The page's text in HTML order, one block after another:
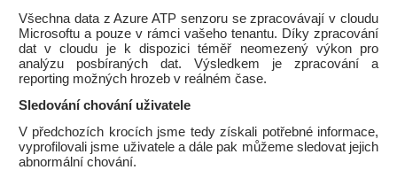
Všechna data z Azure ATP senzoru se zpracovávají v cloudu
Microsoftu a pouze v rámci vašeho tenantu. Díky zpracování
dat v cloudu je k dispozici téměř neomezený výkon pro
analýzu posbíraných dat. Výsledkem je zpracování a
reporting možných hrozeb v reálném čase.
Sledování chování uživatele
V předchozích krocích jsme tedy získali potřebné informace,
vyprofilovali jsme uživatele a dále pak můžeme sledovat jejich
abnormální chování.